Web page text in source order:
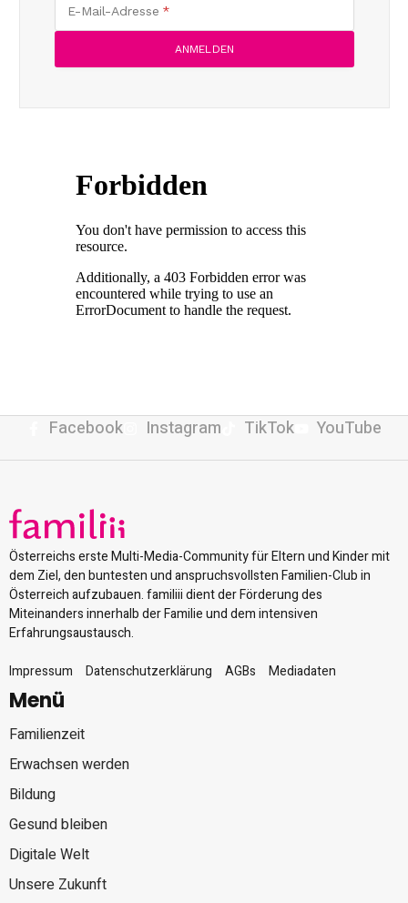
E-Mail-Adresse
Facebook Instagram TikTok YouTube
Österreichs erste Multi-Media-Community für Eltern und Kinder mit
dem Ziel, den buntesten und anspruchsvollsten Familien-Club in
Österreich aufzubauen. familiii dient der Förderung des
Miteinanders innerhalb der Familie und dem intensiven
Erfahrungsaustausch.
Impressum
Datenschutzerklärung AGBs Mediadaten
Menü
Familienzeit
Erwachsen werden
Bildung
Gesund bleiben
Digitale Welt
Unsere Zukunft